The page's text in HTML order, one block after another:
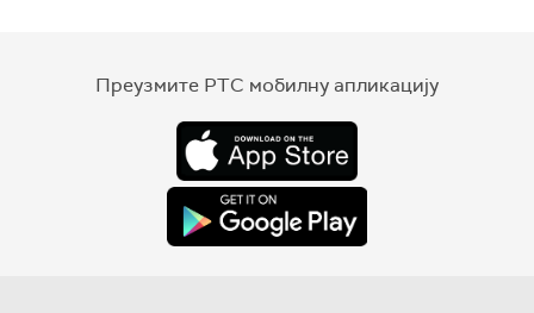
Преузмите РТС мобилну апликацију